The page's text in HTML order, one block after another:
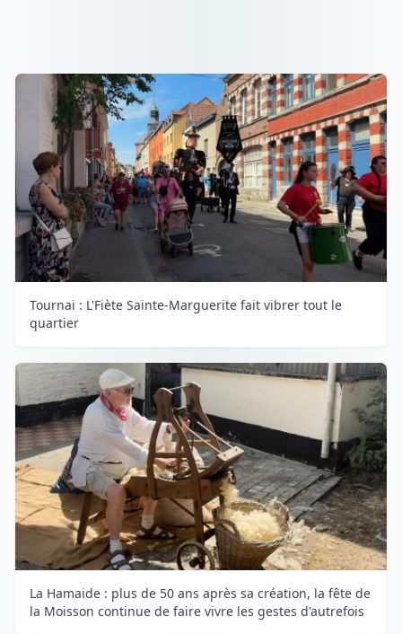
Tournai : L'Fiète Sainte-Marguerite fait vibrer tout le
quartier
La Hamaide : plus de 50 ans après sa création, la fête de
la Moisson continue de faire vivre les gestes d'autrefois